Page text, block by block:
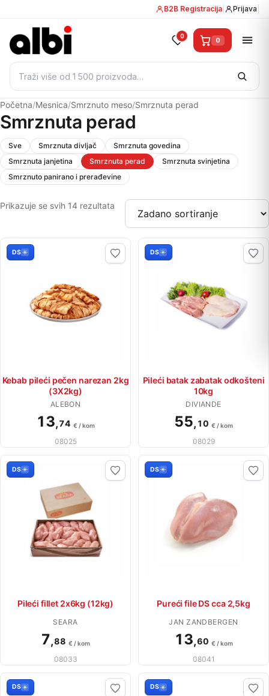
B2B Registracija Prijava
Pretraži:
0 0
Početna/Mesnica/Smrznuto meso/Smrznuta perad
Smrznuta perad
Sve Smrznuta divljač
Smrznuta govedina
Smrznuta janjetina
Smrznuta perad
Smrznuta svinjetina
Smrznuto panirano i prerađevine
Prikazuje se svih 14 rezultata
DS
Kebab pileći pečen narezan 2kg
(3X2kg)
ALEBON
13,74 € / kom
08025
DS
Pileći batak zabatak odkošteni
10kg
DIVIANDE
55, 10 € / kom
08029
DS
Pileći fillet 2x6kg (12kg)
SEARA
7,88 € / kom
08033
DS
Pureći file DS cca 2,5kg
JAN ZANDBERGEN
13,60 € / kom
08041
DS DS